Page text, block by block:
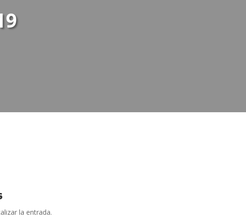
la entrada.